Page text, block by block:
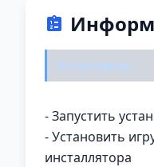
Установка:
- Запустить
- Установить
инсталлятора